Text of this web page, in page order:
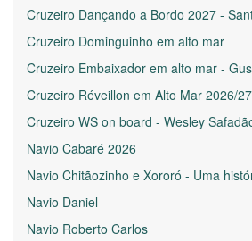
Cruzeiro Dançando a Bordo 2027 -
Cruzeiro Dominguinho em alto mar
Cruzeiro Embaixador em alto mar -
Cruzeiro Réveillon em Alto Mar 2026/27
Cruzeiro WS on board - Wesley
Navio Cabaré 2026
Navio Chitãozinho e Xororó - Uma
Navio Daniel
Navio Roberto Carlos